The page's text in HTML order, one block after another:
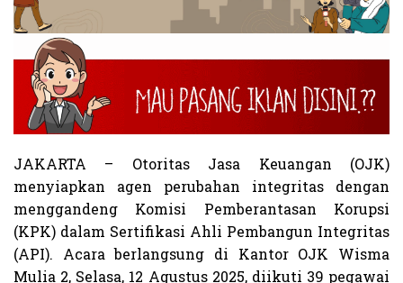
JAKARTA – Otoritas Jasa Keuangan (OJK)
menyiapkan agen perubahan integritas dengan
menggandeng Komisi Pemberantasan Korupsi
(KPK) dalam Sertifikasi Ahli Pembangun Integritas
(API). Acara berlangsung di Kantor OJK Wisma
Mulia 2, Selasa, 12 Agustus 2025, diikuti 39 pegawai